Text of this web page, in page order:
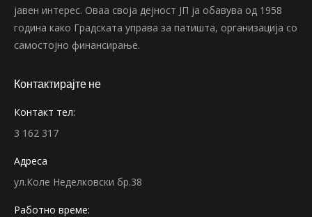
јавен интерес. Оваа своја дејност ЈП ја обавува од 1958
година како Градската управа за патишта, организација со
самостојно финансирање.
Контактирајте не
Контакт тел:
3 162 317
Адреса
ул.Коле Неделковски бр.38
Работно време: